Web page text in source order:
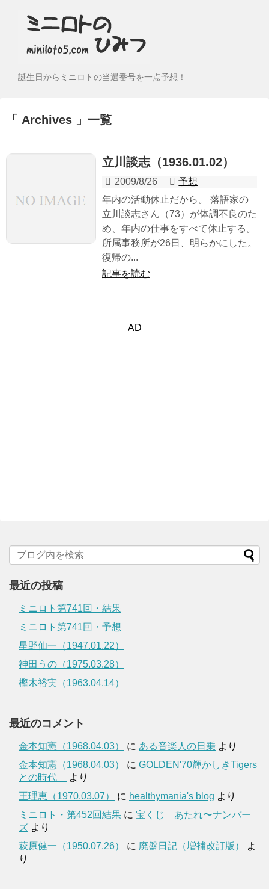
誕生日からミニロトの当選番号を一点予想！
Archives 一覧
立川談志（1936.01.02）
2009/8/26
予想
年内の活動休止だから。 落語家の
立川談志さん（73）が体調不良のた
め、年内の仕事をすべて休止する。
所属事務所が26日、明らかにした。
復帰の...
記事を読む
AD
最近の投稿
ミニロト第741回・結果
ミニロト第741回・予想
星野仙一（1947.01.22）
神田うの（1975.03.28）
樫木裕実（1963.04.14）
最近のコメント
金本知憲（1968.04.03） に ある音楽人の日乗 より
金本知憲（1968.04.03）
に GOLDEN'70輝かしきTigers
との時代
より
王理恵（1970.03.07）
に healthymania's blog より
ミニロト・第452回結果 に 宝くじ あたれ〜ナンバー
ズ より
萩原健一（1950.07.26）
に 廃盤日記（増補改訂版）
よ
り